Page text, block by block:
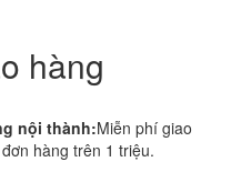
hàng
nội thành:Miễn phí giao
hàng trên 1 triệu.